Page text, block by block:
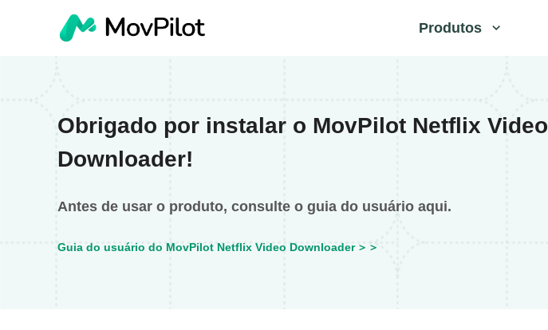
Produtos
Obrigado por instalar o MovPilot Netflix Video
Downloader!
Antes de usar o produto, consulte o guia do usuário aqui.
Guia do usuário do MovPilot Netflix Video Downloader